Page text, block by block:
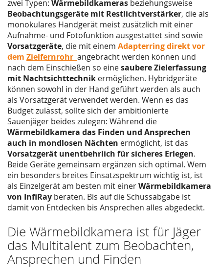
zwei Typen: Wärmebildkameras beziehungsweise
Beobachtungsgeräte mit Restlichtverstärker, die als
monokulares Handgerät meist zusätzlich mit einer
Aufnahme- und Fotofunktion ausgestattet sind sowie
Vorsatzgeräte, die mit einem Adapterring direkt vor
dem Zielfernrohr angebracht werden können und
nach dem Einschießen so einesaubere Zielerfassung
mit Nachtsichttechnik ermöglichen. Hybridgeräte
können sowohl in der Hand geführt werden als auch
als Vorsatzgerät verwendet werden. Wenn es das
Budget zulässt, sollte sich der ambitionierte
Sauenjäger beides zulegen: Während die
Wärmebildkamera das Finden und Ansprechen
auch in mondlosen Nächten ermöglicht, ist das
Vorsatzgerät unentbehrlich für sicheres Erlegen.
Beide Geräte gemeinsam ergänzen sich optimal. Wem
ein besonders breites Einsatzspektrum wichtig ist, ist
als Einzelgerät am besten mit einerWärmebildkamera
von InfiRay beraten. Bis auf die Schussabgabe ist
damit von Entdecken bis Ansprechen alles abgedeckt.
Die Wärmebildkamera ist für Jäger
das Multitalent zum Beobachten,
Ansprechen und Finden